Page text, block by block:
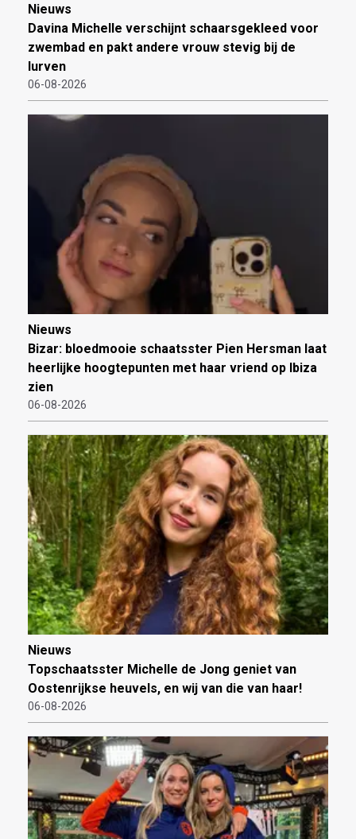
Nieuws
Davina Michelle verschijnt schaarsgekleed voor
zwembad en pakt andere vrouw stevig bij de
lurven
06-08-2026
Nieuws
Bizar: bloedmooie schaatsster Pien Hersman laat
heerlijke hoogtepunten met haar vriend op Ibiza
zien
06-08-2026
Nieuws
Topschaatsster Michelle de Jong geniet van
Oostenrijkse heuvels, en wij van die van haar!
06-08-2026